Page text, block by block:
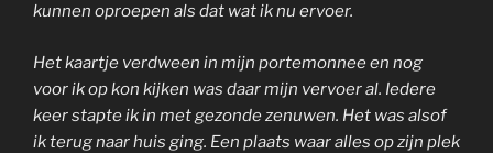
kunnen oproepen als dat wat ik nu ervoer.
Het kaartje verdween in mijn portemonnee en nog
voor ik op kon kijken was daar mijn vervoer al. Iedere
keer stapte ik in met gezonde zenuwen. Het was alsof
ik terug naar huis ging. Een plaats waar alles op zijn plek